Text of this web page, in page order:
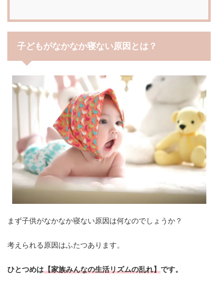
子どもがなかなか寝ない原因とは？
まず子供がなかなか寝ない原因は何なのでしょうか？
考えられる原因はふたつあります。
ひとつめは【家族みんなの生活リズムの乱れ】です。